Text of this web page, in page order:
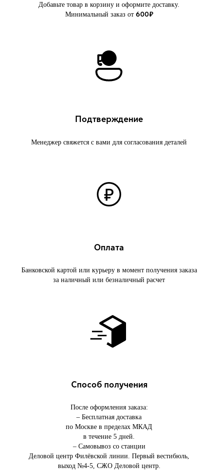
Добавьте товар в корзину и оформите доставку.
Минимальный заказ от 600₽
Подтверждение
Менеджер свяжется с вами для согласования деталей
Оплата
Банковской картой или курьеру в момент получения заказа
за наличный или безналичный расчет
Способ получения
После оформления заказа:
– Бесплатная доставка
по Москве в пределах МКАД
в течение 5 дней.
– Самовывоз со станции
Деловой центр Филёвской линии. Первый вестибюль,
выход №4-5, СЖО Деловой центр.